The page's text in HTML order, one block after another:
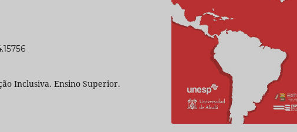
Inclusiva. Ensino Superior.